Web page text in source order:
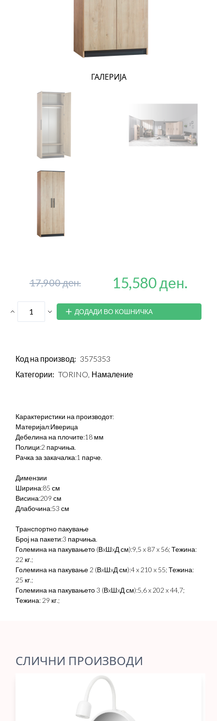
ГАЛЕРИЈА
17,900 ден. 15,580 ден.
ДОДАДИ ВО КОШНИЧКА
Код на производ: 3575353
Категории: TORINO, Намаление
Карактеристики на производот:
Материјал:Иверица
Дебелина на плочите:18 мм
Полици:2 парчиња.
Рачка за закачалка:1 парче.
Димензии
Ширина:85 см
Висина:209 см
Длабочина:53 см
Транспортно пакување
Број на пакети:3 парчиња.
Големина на пакувањето (ВxШxД см):9,5 x 87 x 56; Тежина:
22 кг.;
Големина на пакување 2 (ВxШxД см):4 x 210 x 55; Тежина:
25 кг.;
Големина на пакувањето 3 (ВxШxД см):5,6 x 202 x 44,7;
Тежина: 29 кг.;
СЛИЧНИ ПРОИЗВОДИ